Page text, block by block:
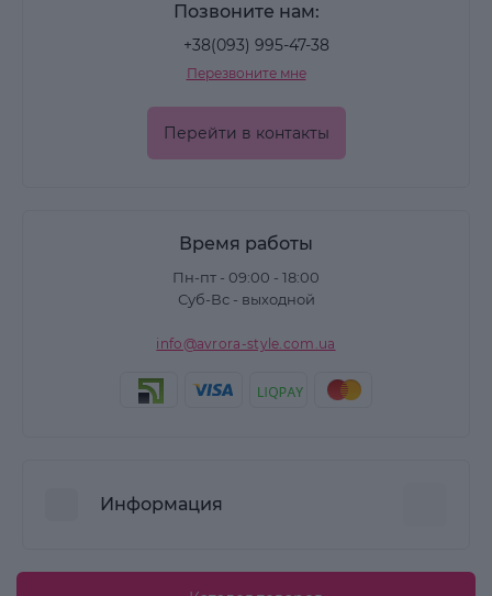
Позвоните нам:
+38(093) 995-47-38
Перезвоните мне
Перейти в контакты
Время работы
Пн-пт - 09:00 - 18:00
Суб-Вс - выходной
info@avrora-style.com.ua
Информация